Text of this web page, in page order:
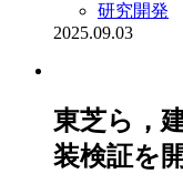
研究開発
2025.09.03
東芝ら，
装検証を